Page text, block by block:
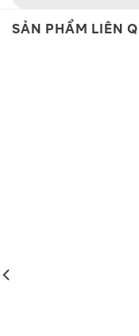
SẢN PHẨM LIÊN